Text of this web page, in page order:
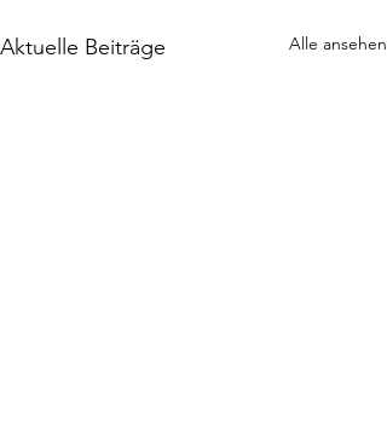
Aktuelle Beiträge Alle ansehen